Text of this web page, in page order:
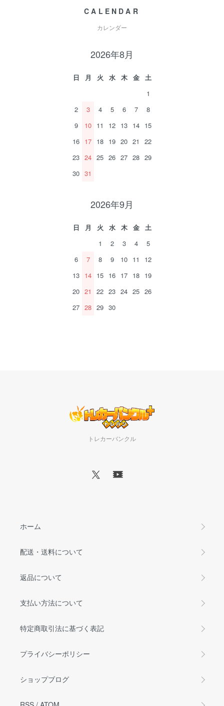
CALENDAR
カレンダー
2026年8月
日 月 火 水 木 金
土
1
2
3 4 5 6 7
8
9
10 11 12 13 14 15
16 17 18 19 20 21
22
23 24 25 26 27 28 29
30 31
2026年9月
日 月 火 水 木 金
土
1
2 3 4
5
6
7 8 9 10 11
12
13 14 15 16 17 18 19
20 21 22 23 24 25 26
27 28 29 30
トレカーバンクル
ホーム
配送・送料について
返品について
支払い方法について
特定商取引法に基づく表記
プライバシーポリシー
ショップブログ